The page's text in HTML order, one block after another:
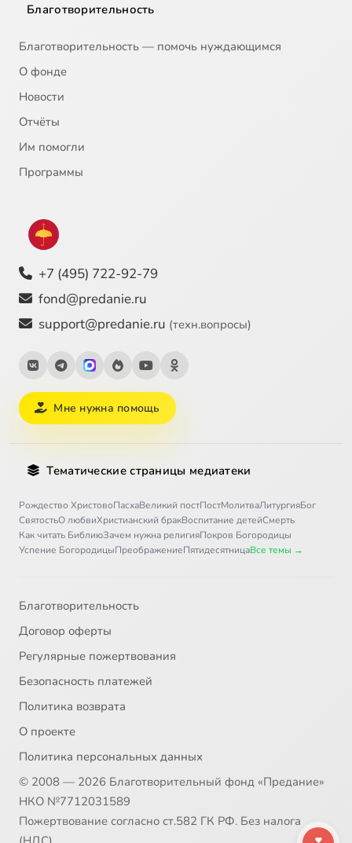
Благотворительность
Благотворительность — помочь нуждающимся
О фонде
Новости
Отчёты
Им помогли
Программы
+7 (495) 722-92-79
fond@predanie.ru
support@predanie.ru (техн.вопросы)
Мне нужна помощь
Тематические страницы медиатеки
Рождество ХристовоПасхаВеликий постПостМолитваЛитургияБог
СвятостьО любвиХристианский бракВоспитание детейСмерть
Как читать БиблиюЗачем нужна религияПокров Богородицы
Успение БогородицыПреображениеПятидесятницаВсе темы →
Благотворительность
Договор оферты
Регулярные пожертвования
Безопасность платежей
Политика возврата
О проекте
Политика персональных данных
© 2008 — 2026 Благотворительный фонд «Предание»
НКО №7712031589
Пожертвование согласно ст.582 ГК РФ. Без налога